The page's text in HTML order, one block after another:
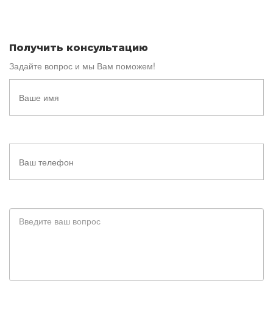
Получить консультацию
Задайте вопрос и мы Вам поможем!